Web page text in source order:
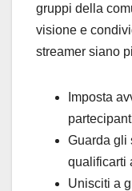
gruppi della
visione e
streamer siano
Imposta
Guarda gli
qualificarti
Unisciti a